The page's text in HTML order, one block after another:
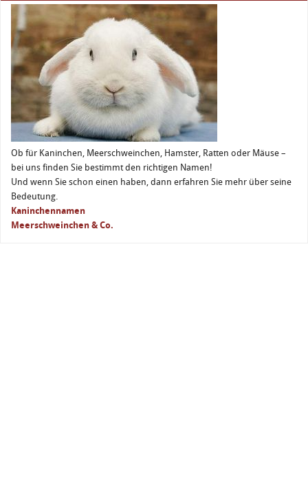
Ob für Kaninchen, Meerschweinchen, Hamster, Ratten oder Mäuse –
bei uns finden Sie bestimmt den richtigen Namen!
Und wenn Sie schon einen haben, dann erfahren Sie mehr über seine
Bedeutung.
Kaninchennamen
Meerschweinchen & Co.